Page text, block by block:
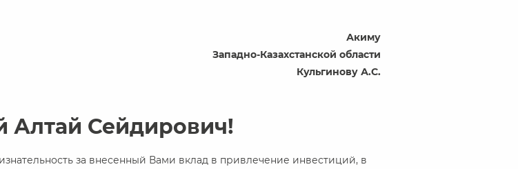
Акиму
Западно-Казахстанской области
Кульгинову А.С.
Алтай Сейдирович!
за внесенный Вами вклад в привлечение инвестиций, в